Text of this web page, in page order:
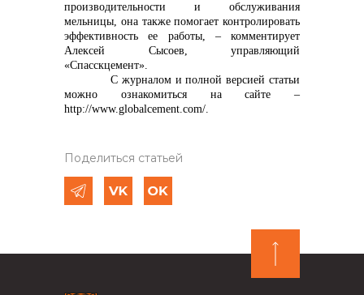
производительности и обслуживания
мельницы, она также помогает контролировать
эффективность ее работы, – комментирует
Алексей Сысоев, управляющий
«Спасскцемент».
С журналом и полной версией статьи
можно ознакомиться на сайте –
http://www.globalcement.com/.
Поделиться статьей